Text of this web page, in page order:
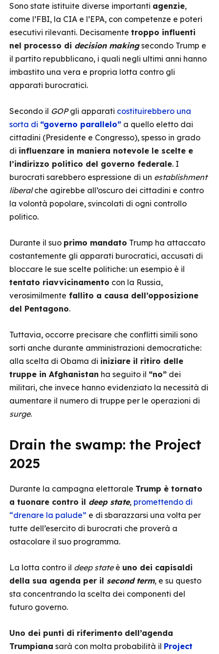
Sono state istituite diverse importanti agenzie,
come l’FBI, la CIA e l’EPA, con competenze e poteri
esecutivi rilevanti. Decisamente troppo influenti
nel processo di decision making secondo Trump e
il partito repubblicano, i quali negli ultimi anni hanno
imbastito una vera e propria lotta contro gli
apparati burocratici.
Secondo il GOPgli apparati costituirebbero una
sorta di “governo parallelo” a quello eletto dai
cittadini (Presidente e Congresso), spesso in grado
di influenzare in maniera notevole le scelte e
l’indirizzo politico del governo federale. I
burocrati sarebbero espressione di un establishment
liberalche agirebbe all’oscuro dei cittadini e contro
la volontà popolare, svincolati di ogni controllo
politico.
Durante il suo primo mandato Trump ha attaccato
costantemente gli apparati burocratici, accusati di
bloccare le sue scelte politiche: un esempio è il
tentato riavvicinamento con la Russia,
verosimilmente fallito a causa dell’opposizione
del Pentagono.
Tuttavia, occorre precisare che conflitti simili sono
sorti anche durante amministrazioni democratiche:
alla scelta di Obama di iniziare il ritiro delle
truppe in Afghanistan ha seguito il “no” dei
militari, che invece hanno evidenziato la necessità di
aumentare il numero di truppe per le operazioni di
surge.
Drain the swamp: the Project
2025
Durante la campagna elettorale Trump è tornato
a tuonare contro il deep state, promettendo di
“drenare la palude” e di sbarazzarsi una volta per
tutte dell’esercito di burocrati che proverà a
ostacolare il suo programma.
La lotta contro il deep stateè uno dei capisaldi
della sua agenda per il second term, e su questo
sta concentrando la scelta dei componenti del
futuro governo.
Uno dei punti di riferimento dell’agenda
Trumpiana sarà con molta probabilità il Project